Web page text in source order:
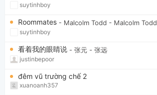
suytinhboy
Roommates - Malcolm Todd - Malcolm Todd
suytinhboy
看着我的眼睛说 - 张元 - 张远
justinbepoor
đêm vũ trường chế 2
xuanoanh357